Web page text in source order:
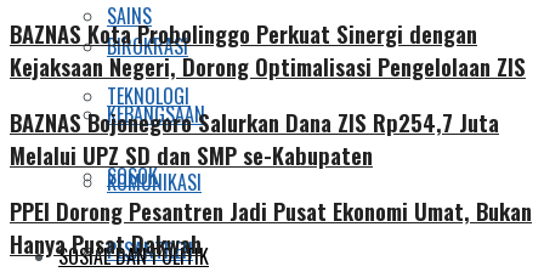
BIROKRASI
KEBANGSAAN
KOMUNIKASI
PESANTREN
SAINS
TEKNOLOGI
SOSOK
SOSIAL DAN POLITIK
BAZNAS Kota Probolinggo Perkuat Sinergi dengan
Kejaksaan Negeri, Dorong Optimalisasi Pengelolaan ZIS
BAZNAS Bojonegoro Salurkan Dana ZIS Rp254,7 Juta
Melalui UPZ SD dan SMP se-Kabupaten
PPEI Dorong Pesantren Jadi Pusat Ekonomi Umat, Bukan
Hanya Pusat Dakwah